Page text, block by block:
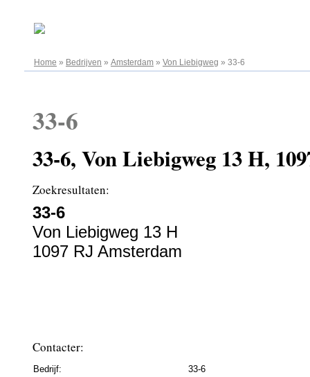
Home » Bedrijven » Amsterdam » Von Liebigweg » 33-6
33-6
33-6, Von Liebigweg 13 H,
Zoekresultaten:
33-6
Von Liebigweg 13 H
1097 RJ Amsterdam
Contacter:
Bedrijf:
33-6